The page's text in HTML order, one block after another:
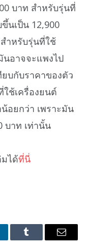
บาท สำหรับรุ่นที่
นเป็น 12,900
ำหรับรุ่นที่ใช้
นอาจจะแพงไป
บกับราคาของตัว
ใช้เครื่องยนต์
อยกว่า เพราะมัน
บาท เท่านั้น
ได้ที่นี่
Tumblr Email